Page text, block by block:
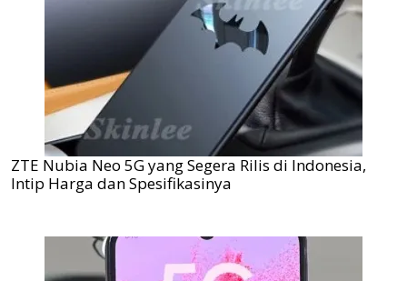
ZTE Nubia Neo 5G yang Segera Rilis di Indonesia,
Intip Harga dan Spesifikasinya